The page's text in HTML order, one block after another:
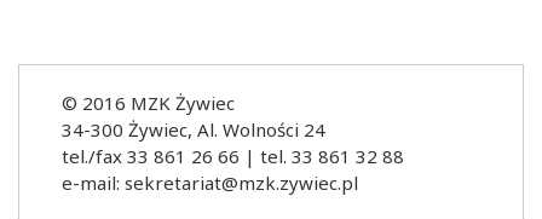
© 2016 MZK Żywiec
34-300 Żywiec, Al. Wolności 24
tel./fax 33 861 26 66 | tel. 33 861 32 88
e-mail: sekretariat@mzk.zywiec.pl